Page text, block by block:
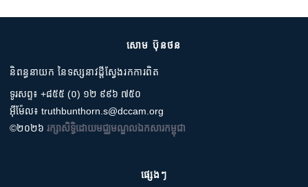
សោម ប៊ុនថន
និពន្ធនាយក នៃទស្សនាវដ្តីស្វែងរកការពិត
ទូរសព្ទ៖ +៨៥៥ (០) ១២ ៩៩៦ ៧៥០
អ៊ីម៉ែល៖ truthbunthorn.s@dccam.org
©២០២៦ រក្សាសិទ្ធិដោយមជ្ឈមណ្ឌលឯកសារកម្ពុជា
ផ្សេងៗ